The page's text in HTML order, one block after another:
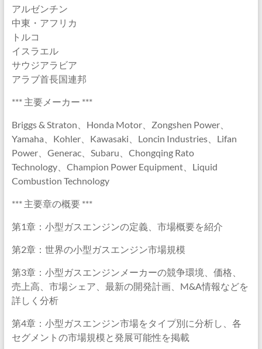
アルゼンチン
中東・アフリカ
トルコ
イスラエル
サウジアラビア
アラブ首長国連邦
*** 主要メーカー ***
Briggs & Straton、Honda Motor、Zongshen Power、
Yamaha、Kohler、Kawasaki、Loncin Industries、Lifan
Power、Generac、Subaru、Chongqing Rato
Technology、Champion Power Equipment、Liquid
Combustion Technology
*** 主要章の概要 ***
第1章：小型ガスエンジンの定義、市場概要を紹介
第2章：世界の小型ガスエンジン市場規模
第3章：小型ガスエンジンメーカーの競争環境、価格、
売上高、市場シェア、最新の開発計画、M&A情報などを
詳しく分析
第4章：小型ガスエンジン市場をタイプ別に分析し、各
セグメントの市場規模と発展可能性を掲載